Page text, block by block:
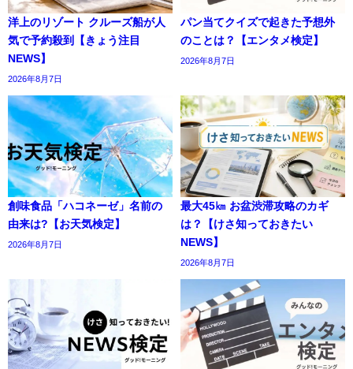
洋上のリゾート クルーズ船が人
気で予約殺到【きょう注目
NEWS】
2026年8月7日
パン当てクイズで起きた予想外
のことは？【エンタメ検定】
2026年8月7日
創味食品「ハコネーゼ」名前の
由来は?【お天気検定】
2026年8月7日
最大45㎞ お盆渋滞攻略のカギ
は？【けさ知っておきたい
NEWS】
2026年8月7日